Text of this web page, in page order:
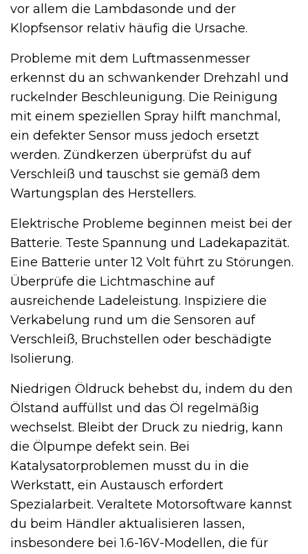
vor allem die Lambdasonde und der
Klopfsensor relativ häufig die Ursache.
Probleme mit dem Luftmassenmesser
erkennst du an schwankender Drehzahl und
ruckelnder Beschleunigung. Die Reinigung
mit einem speziellen Spray hilft manchmal,
ein defekter Sensor muss jedoch ersetzt
werden. Zündkerzen überprüfst du auf
Verschleiß und tauschst sie gemäß dem
Wartungsplan des Herstellers.
Elektrische Probleme beginnen meist bei der
Batterie. Teste Spannung und Ladekapazität.
Eine Batterie unter 12 Volt führt zu Störungen.
Überprüfe die Lichtmaschine auf
ausreichende Ladeleistung. Inspiziere die
Verkabelung rund um die Sensoren auf
Verschleiß, Bruchstellen oder beschädigte
Isolierung.
Niedrigen Öldruck behebst du, indem du den
Ölstand auffüllst und das Öl regelmäßig
wechselst. Bleibt der Druck zu niedrig, kann
die Ölpumpe defekt sein. Bei
Katalysatorproblemen musst du in die
Werkstatt, ein Austausch erfordert
Spezialarbeit. Veraltete Motorsoftware kannst
du beim Händler aktualisieren lassen,
insbesondere bei 1.6-16V-Modellen, die für